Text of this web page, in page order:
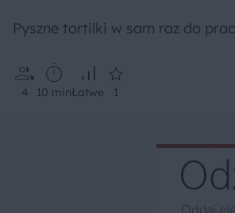
Pyszne tortilki w sam raz do
4 10 minŁatwe 1